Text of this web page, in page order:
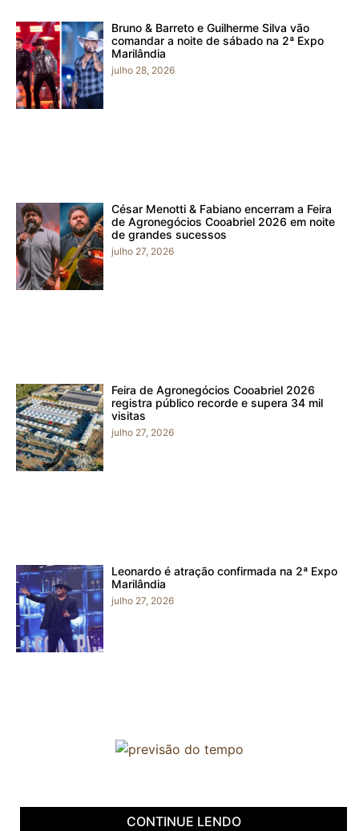
Bruno & Barreto e Guilherme Silva vão
comandar a noite de sábado na 2ª Expo
Marilândia
julho 28, 2026
César Menotti & Fabiano encerram a Feira
de Agronegócios Cooabriel 2026 em noite
de grandes sucessos
julho 27, 2026
Feira de Agronegócios Cooabriel 2026
registra público recorde e supera 34 mil
visitas
julho 27, 2026
Leonardo é atração confirmada na 2ª Expo
Marilândia
julho 27, 2026
CONTINUE LENDO